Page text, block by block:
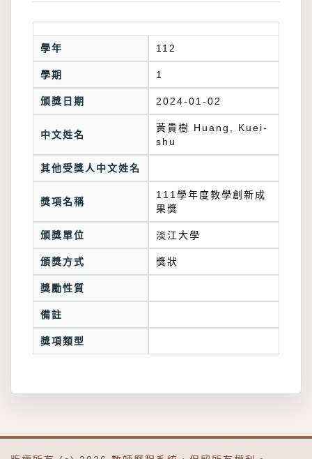
學年 112
學期 1
頒獎日期 2024-01-02
中文姓名
黃貴樹 Huang, Kuei-
shu
其他受獎人中文姓名
獎項名稱
111學年度教學創新成
果獎
頒獎單位 淡江大學
頒獎方式 獎狀
獎勵性質
備註
獎項類型